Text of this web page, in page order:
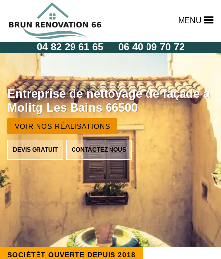
MENU
04 82 29 61 65 - 06 40 09 70 72
Entreprise de nettoyage de façade à
Molitg Les Bains 66500
VOIR NOS RÉALISATIONS
DEVIS GRATUIT CONTACTEZ NOUS
SOCIÉTÉT OUVERTE DEPUIS 2018